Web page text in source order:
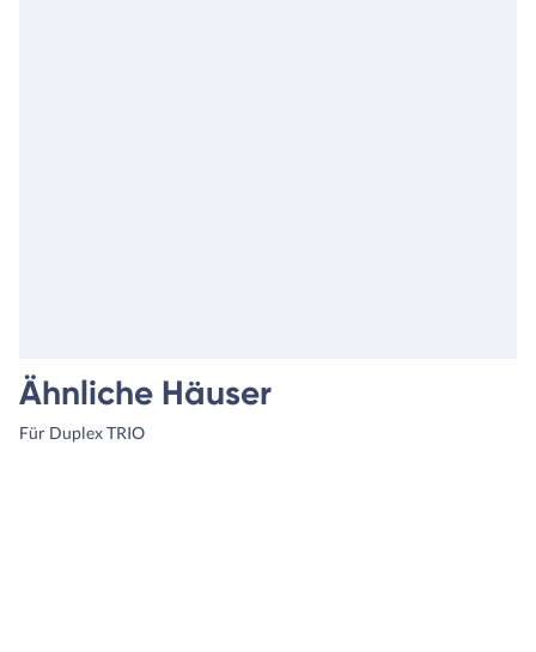
Ähnliche Häuser
Für Duplex TRIO